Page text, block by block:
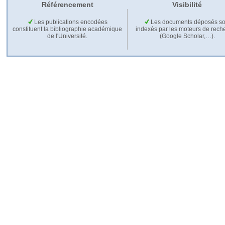
Référencement Visibilité
Les publications encodées
constituent la bibliographie académique
de l'Université.
Les documents déposés
indexés par les moteurs de
(Google Scholar,…).